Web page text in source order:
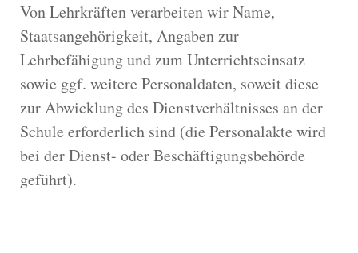
Von Lehrkräften verarbeiten wir Name,
Staatsangehörigkeit, Angaben zur
Lehrbefähigung und zum Unterrichtseinsatz
sowie ggf. weitere Personaldaten, soweit diese
zur Abwicklung des Dienstverhältnisses an der
Schule erforderlich sind (die Personalakte wird
bei der Dienst- oder Beschäftigungsbehörde
geführt).